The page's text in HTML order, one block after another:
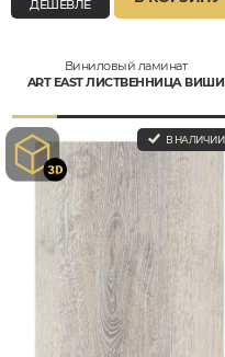
ДЕШЕВЛЕ
Виниловый ламинат
ART EAST ЛИСТВЕННИЦА ВИШИ
В НАЛИЧИИ